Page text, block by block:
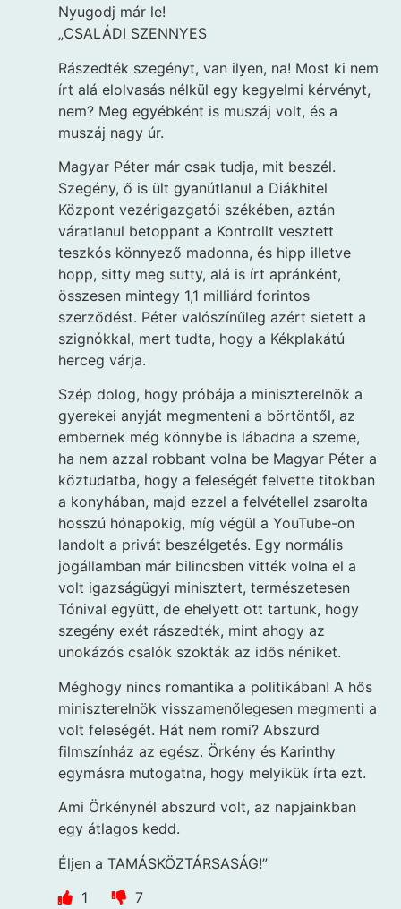
Nyugodj már le!
„CSALÁDI SZENNYES
Rászedték szegényt, van ilyen, na! Most ki nem
írt alá elolvasás nélkül egy kegyelmi kérvényt,
nem? Meg egyébként is muszáj volt, és a
muszáj nagy úr.
Magyar Péter már csak tudja, mit beszél.
Szegény, ő is ült gyanútlanul a Diákhitel
Központ vezérigazgatói székében, aztán
váratlanul betoppant a Kontrollt vesztett
teszkós könnyező madonna, és hipp illetve
hopp, sitty meg sutty, alá is írt apránként,
összesen mintegy 1,1 milliárd forintos
szerződést. Péter valószínűleg azért sietett a
szignókkal, mert tudta, hogy a Kékplakátú
herceg várja.
Szép dolog, hogy próbája a miniszterelnök a
gyerekei anyját megmenteni a börtöntől, az
embernek még könnybe is lábadna a szeme,
ha nem azzal robbant volna be Magyar Péter a
köztudatba, hogy a feleségét felvette titokban
a konyhában, majd ezzel a felvétellel zsarolta
hosszú hónapokig, míg végül a YouTube-on
landolt a privát beszélgetés. Egy normális
jogállamban már bilincsben vitték volna el a
volt igazságügyi minisztert, természetesen
Tónival együtt, de ehelyett ott tartunk, hogy
szegény exét rászedték, mint ahogy az
unokázós csalók szokták az idős néniket.
Méghogy nincs romantika a politikában! A hős
miniszterelnök visszamenőlegesen megmenti a
volt feleségét. Hát nem romi? Abszurd
filmszínház az egész. Örkény és Karinthy
egymásra mutogatna, hogy melyikük írta ezt.
Ami Örkénynél abszurd volt, az napjainkban
egy átlagos kedd.
Éljen a TAMÁSKÖZTÁRSASÁG!”
1
7